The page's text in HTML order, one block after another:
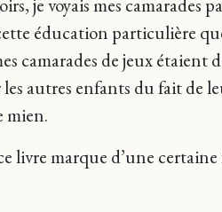
je voyais mes camarades
éducation particulière
camarades de jeux étaient
autres enfants du fait de
mien.
livre marque d’une